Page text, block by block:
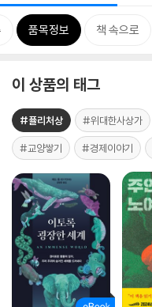
품목정보 책 속으로
이 상품의 태그
#퓰리처상 #위대한사상가
#교양쌓기 #경제이야기